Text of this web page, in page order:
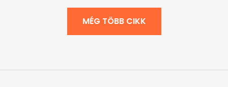
MÉG TÖBB CIKK